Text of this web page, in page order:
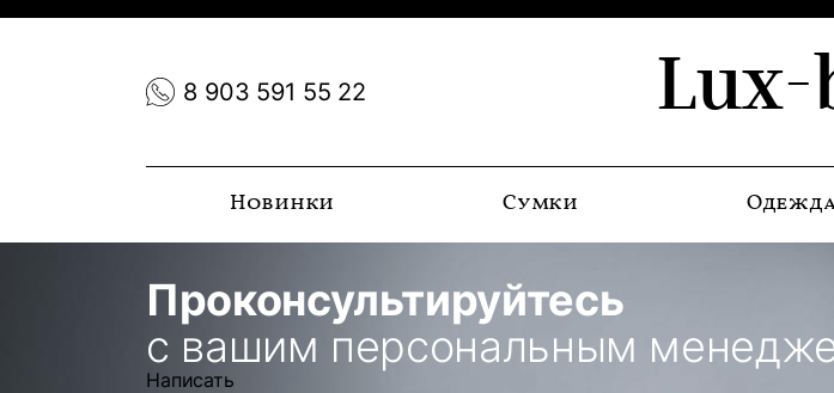
8 903 591 55 22
Новинки Сумки
Проконсультируйтесь
с вашим персональным
Написать